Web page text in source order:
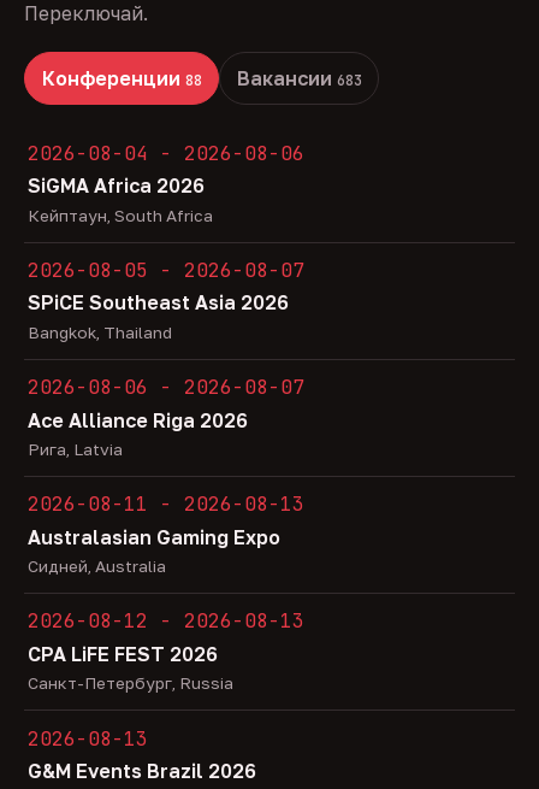
Переключай.
Конференции 88 Вакансии 683
2026-08-04 - 2026-08-06
SiGMA Africa 2026
Кейптаун, South Africa
2026-08-05 - 2026-08-07
SPiCE Southeast Asia 2026
Bangkok, Thailand
2026-08-06 - 2026-08-07
Ace Alliance Riga 2026
Рига, Latvia
2026-08-11 - 2026-08-13
Australasian Gaming Expo
Сидней, Australia
2026-08-12 - 2026-08-13
CPA LiFE FEST 2026
Санкт-Петербург, Russia
2026-08-13
G&M Events Brazil 2026